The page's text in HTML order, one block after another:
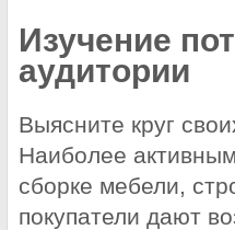
Изучение
аудитории
Выясните круг
Наиболее
сборке мебели,
покупатели дают